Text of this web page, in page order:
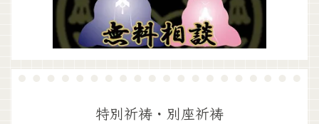
特別祈祷・別座祈祷